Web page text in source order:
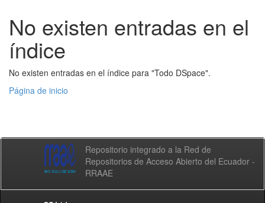
No existen entradas en el
índice
No existen entradas en el índice para "Todo DSpace".
Página de inicio
Repositorio integrado a la Red de
Repositorios de Acceso Abierto del Ecuador -
RRAAE